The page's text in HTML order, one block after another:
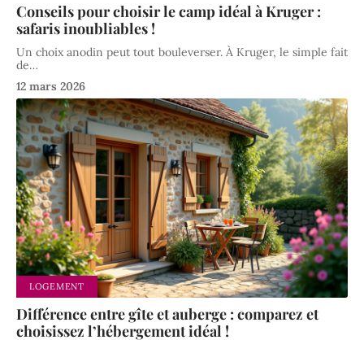
Conseils pour choisir le camp idéal à Kruger :
safaris inoubliables !
Un choix anodin peut tout bouleverser. À Kruger, le simple fait
de…
12 mars 2026
LOGEMENT
Différence entre gîte et auberge : comparez et
choisissez l’hébergement idéal !